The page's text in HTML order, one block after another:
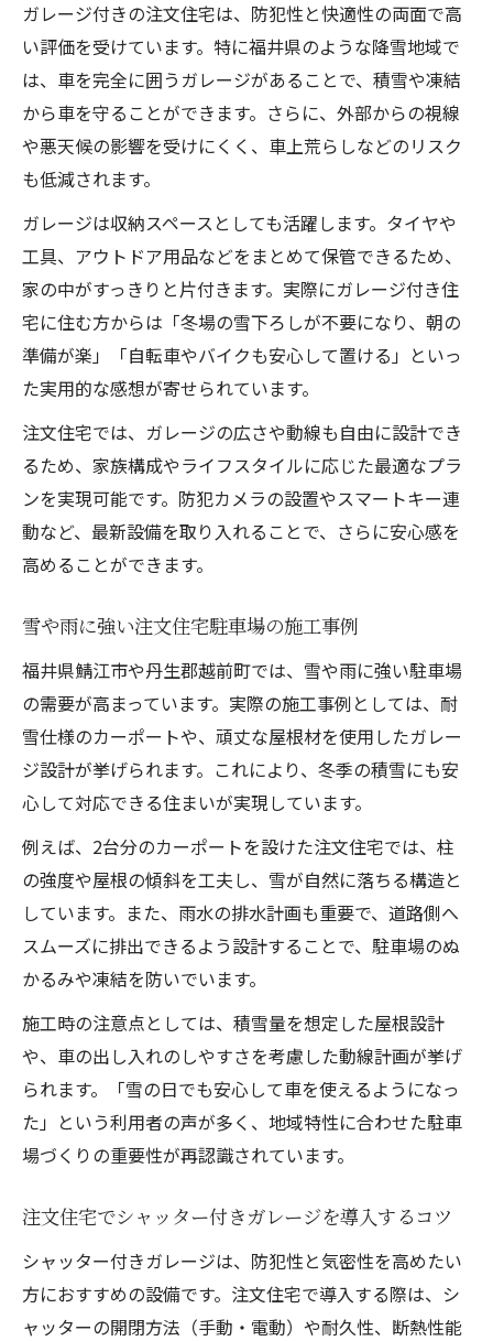
ガレージ付きの注文住宅は、防犯性と快適性の両面で高
い評価を受けています。特に福井県のような降雪地域で
は、車を完全に囲うガレージがあることで、積雪や凍結
から車を守ることができます。さらに、外部からの視線
や悪天候の影響を受けにくく、車上荒らしなどのリスク
も低減されます。
ガレージは収納スペースとしても活躍します。タイヤや
工具、アウトドア用品などをまとめて保管できるため、
家の中がすっきりと片付きます。実際にガレージ付き住
宅に住む方からは「冬場の雪下ろしが不要になり、朝の
準備が楽」「自転車やバイクも安心して置ける」といっ
た実用的な感想が寄せられています。
注文住宅では、ガレージの広さや動線も自由に設計でき
るため、家族構成やライフスタイルに応じた最適なプラ
ンを実現可能です。防犯カメラの設置やスマートキー連
動など、最新設備を取り入れることで、さらに安心感を
高めることができます。
雪や雨に強い注文住宅駐車場の施工事例
福井県鯖江市や丹生郡越前町では、雪や雨に強い駐車場
の需要が高まっています。実際の施工事例としては、耐
雪仕様のカーポートや、頑丈な屋根材を使用したガレー
ジ設計が挙げられます。これにより、冬季の積雪にも安
心して対応できる住まいが実現しています。
例えば、2台分のカーポートを設けた注文住宅では、柱
の強度や屋根の傾斜を工夫し、雪が自然に落ちる構造と
しています。また、雨水の排水計画も重要で、道路側へ
スムーズに排出できるよう設計することで、駐車場のぬ
かるみや凍結を防いでいます。
施工時の注意点としては、積雪量を想定した屋根設計
や、車の出し入れのしやすさを考慮した動線計画が挙げ
られます。「雪の日でも安心して車を使えるようになっ
た」という利用者の声が多く、地域特性に合わせた駐車
場づくりの重要性が再認識されています。
注文住宅でシャッター付きガレージを導入するコツ
シャッター付きガレージは、防犯性と気密性を高めたい
方におすすめの設備です。注文住宅で導入する際は、シ
ャッターの開閉方法（手動・電動）や耐久性、断熱性能